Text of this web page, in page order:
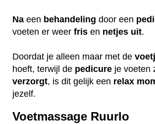
Na een behandeling door een
voeten er weer fris en netjes uit.
Doordat je alleen maar met de
hoeft, terwijl de pedicure je voeten
verzorgt, is dit gelijk een relax
jezelf.
Voetmassage Ruurlo